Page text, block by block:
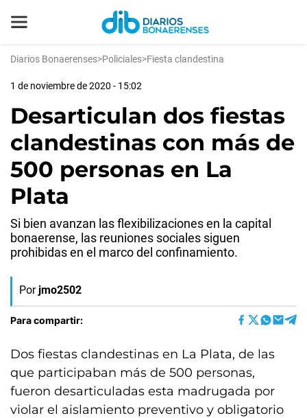
Diarios Bonaerenses>Policiales>Fiesta clandestina
1 de noviembre de 2020 - 15:02
Desarticulan dos fiestas
clandestinas con más de
500 personas en La
Plata
Si bien avanzan las flexibilizaciones en la capital
bonaerense, las reuniones sociales siguen
prohibidas en el marco del confinamiento.
Por jmo2502
Para compartir:
Dos fiestas clandestinas en La Plata, de las
que participaban más de 500 personas,
fueron desarticuladas esta madrugada por
violar el aislamiento preventivo y obligatorio